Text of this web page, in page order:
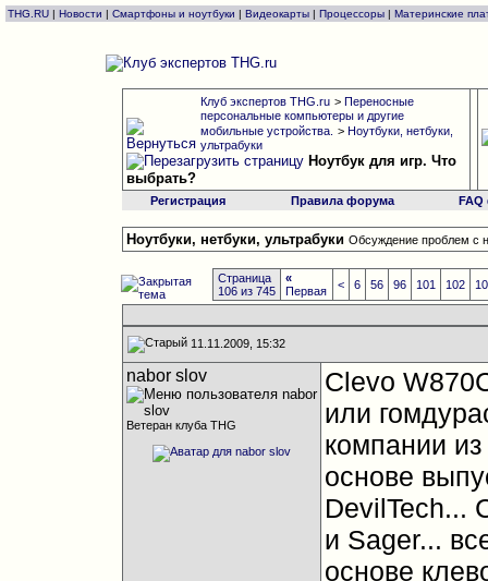
THG.RU | Новости | Смартфоны и ноутбуки | Видеокарты | Процессоры | Материнские
Клуб экспертов THG.ru > Переносные
персональные компьютеры и другие
мобильные устройства. > Ноутбуки, нетбуки,
ультрабуки
Ноутбук для игр. Что
выбрать?
Регистрация Правила форума
Ноутбуки, нетбуки, ультрабуки Обсуждение проблем с
Страница
106 из 745
«
Первая
< 6 56 96 101 102
11.11.2009, 15:32
nabor slov
Ветеран клуба THG
Clevo
или
компании
основе
DevilTech...
и Sager...
основе